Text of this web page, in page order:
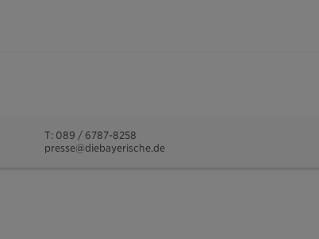
T: 089 / 6787-8258
presse@diebayerische.de